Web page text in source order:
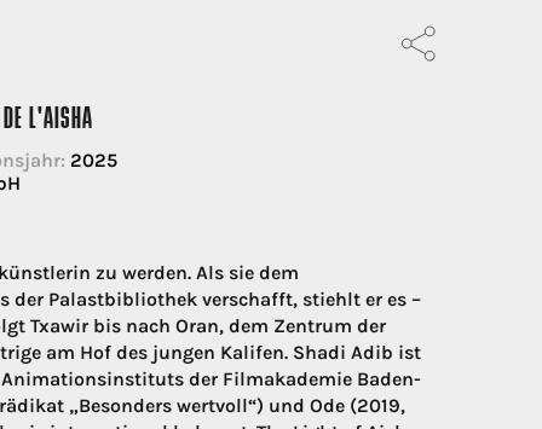
L'AISHA
2025
zu werden. Als sie dem
der Palastbibliothek verschafft, stiehlt er es –
Txawir bis nach Oran, dem Zentrum der
am Hof des jungen Kalifen. Shadi Adib ist
der Filmakademie Baden-
„Besonders wertvoll“) und Ode (2019,